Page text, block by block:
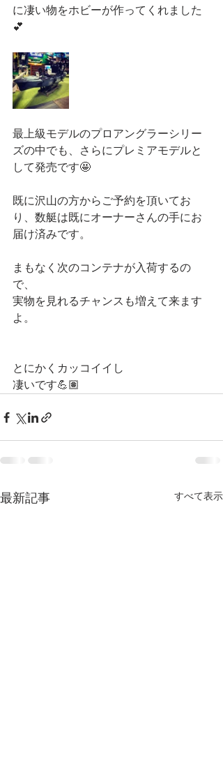
に凄い物をホビーが作ってくれました
💕
最上級モデルのプロアングラーシリー
ズの中でも、さらにプレミアモデルと
して発売です🤩
既に沢山の方からご予約を頂いてお
り、数艇は既にオーナーさんの手にお
届け済みです。
まもなく次のコンテナが入荷するの
で、
実物を見れるチャンスも増えて来ます
よ。
とにかくカッコイイし
凄いです💪🏽
最新記事 すべて表示